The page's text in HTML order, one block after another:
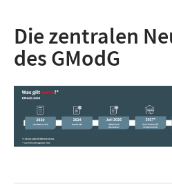
Die zentralen
des GModG